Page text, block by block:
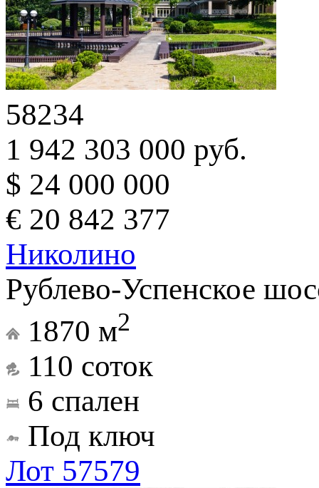
58234
1 942 303 000 руб.
$ 24 000 000
€ 20 842 377
Николино
Рублево-Успенское
1870 м2
110 соток
6 спален
Под ключ
Лот 57579